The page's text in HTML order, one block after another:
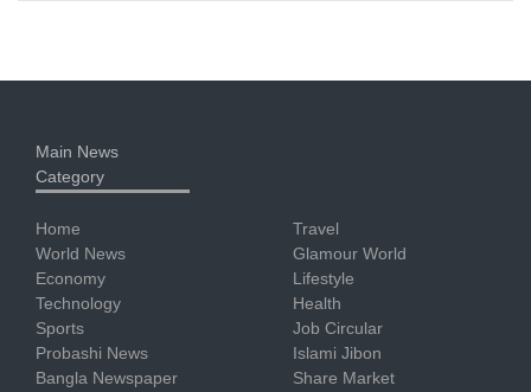
Main News
Category
Home
World News
Economy
Technology
Sports
Probashi News
Bangla Newspaper
Travel
Glamour World
Lifestyle
Health
Job Circular
Islami Jibon
Share Market